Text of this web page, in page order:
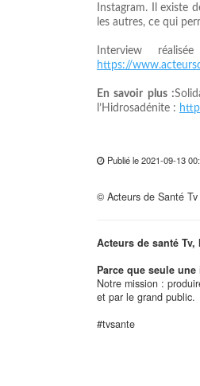
Instagram. Il existe
les autres, ce qui
Interview
https://
En savoir plus :
l’Hidrosadénite :
Publié le 2021-09-13
© Acteurs de Santé
Acteurs de santé
Parce que seule
Notre mission :
et par le grand public.
#tvsante